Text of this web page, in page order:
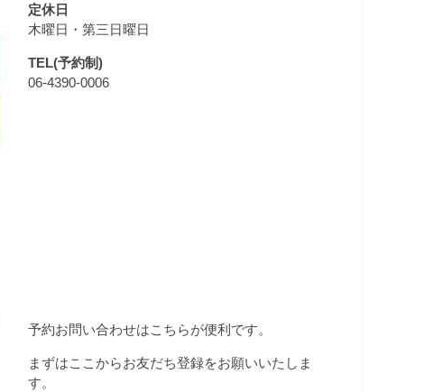
定休日
木曜日・第三日曜日
TEL(予約制)
06-4390-0006
予約お問い合わせはこちらが便利です。
まずはここからお友だち登録をお願いいたしま
す。